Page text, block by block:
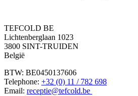
TEFCOLD BE
Lichtenberglaan 1023
3800 SINT-TRUIDEN
België
BTW: BE0450137606
Telephone: +32 (0) 11 / 782 698
Email: receptie@tefcold.be